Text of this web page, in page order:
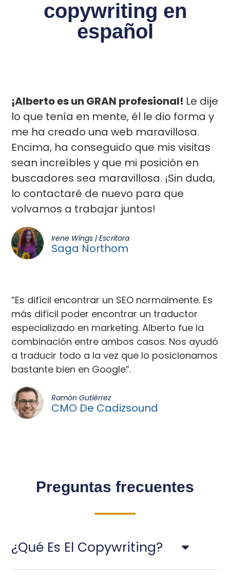
copywriting en
español
¡Alberto es un GRAN profesional! Le dije
lo que tenía en mente, él le dio forma y
me ha creado una web maravillosa.
Encima, ha conseguido que mis visitas
sean increíbles y que mi posición en
buscadores sea maravillosa. ¡Sin duda,
lo contactaré de nuevo para que
volvamos a trabajar juntos!
Irene Wings | Escritora
Saga Northom
“Es difícil encontrar un SEO normalmente. Es
más difícil poder encontrar un traductor
especializado en marketing. Alberto fue la
combinación entre ambos casos. Nos ayudó
a traducir todo a la vez que lo posicionamos
bastante bien en Google”.
Ramón Gutiérrez
CMO De Cadizsound
Preguntas frecuentes
¿Qué Es El Copywriting?